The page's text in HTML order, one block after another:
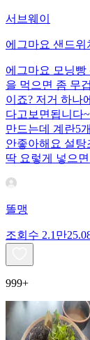
서브웨이
에그마요 샌드위
에그마요 모닝
을 먹으면 좀 무
이죠? 저거 하나
다고보면됩니다
만드는데 계란5
안좋아해요 설
딱 요렇게 넣으
똘맹
조회수 2.1만
999+